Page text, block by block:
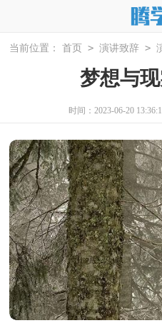
当前位置： 首页 > 演讲致辞 >
梦想与
时间：2023-06-20